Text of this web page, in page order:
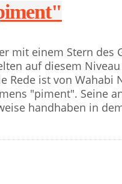
mit einem Stern
auf diesem
Rede ist von
"piment". Seine
handhaben in